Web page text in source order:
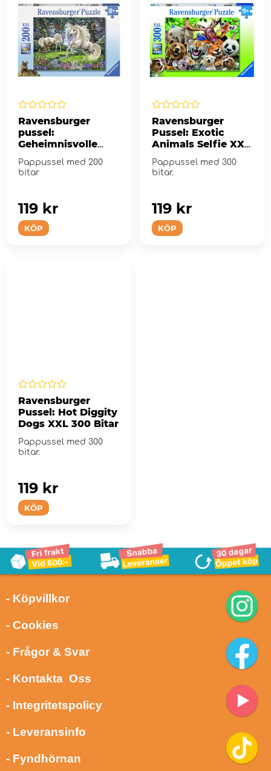
Ravensburger
pussel:
Geheimnisvolle
Bitar
Pappussel med 200
bitar
KÖP
119 kr
Ravensburger
Pussel: Exotic
Animals Selfie XXL
Pappussel med 300
bitar.
KÖP
119 kr
Ravensburger
Pussel: Hot Diggity
Dogs XXL 300 Bitar
Pappussel med 300
bitar.
KÖP
119 kr
- Köpvillkor
- Cookies
- Frågor & Svar
- Kontakta Oss
- Integritetspolicy
- Leveransinfo
- Fyndhörnan